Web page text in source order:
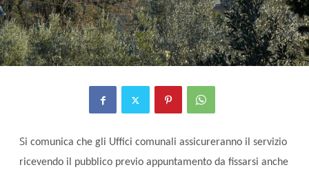
Si comunica che gli Uffici comunali assicureranno il servizio
ricevendo il pubblico previo appuntamento da fissarsi anche